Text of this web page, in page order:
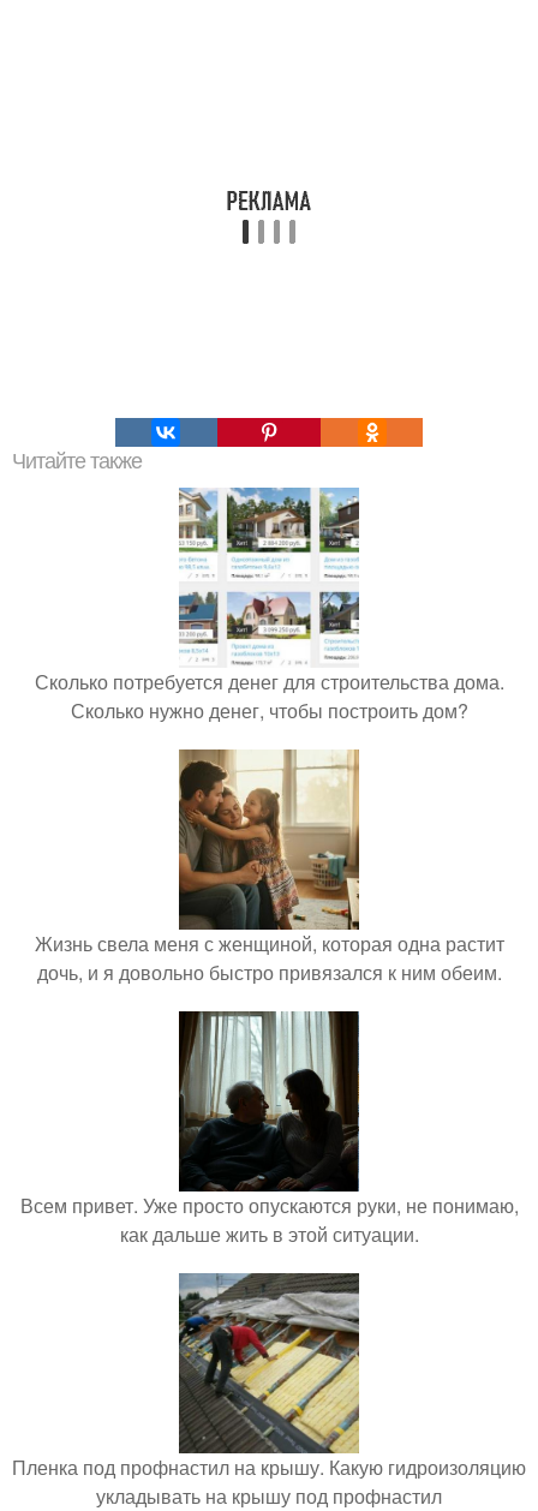
Читайте также
Сколько потребуется денег для строительства дома.
Сколько нужно денег, чтобы построить дом?
Жизнь свела меня с женщиной, которая одна растит
дочь, и я довольно быстро привязался к ним обеим.
Всем привет. Уже просто опускаются руки, не понимаю,
как дальше жить в этой ситуации.
Пленка под профнастил на крышу. Какую гидроизоляцию
укладывать на крышу под профнастил